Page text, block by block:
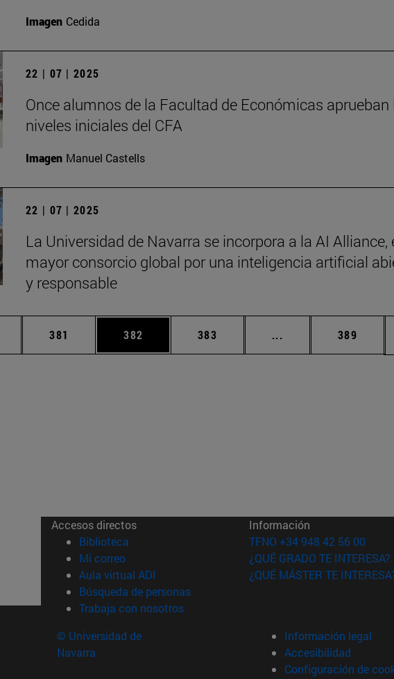
Imagen Cedida
22 | 07 | 2025
Once alumnos de la Facultad de Económicas aprueban
niveles iniciales del CFA
Imagen Manuel Castells
22 | 07 | 2025
La Universidad de Navarra se incorpora a la AI Alliance,
mayor consorcio global por una inteligencia artificial
y responsable
Páginas intermedias Use TAB para desplazarse.
Página
381 Página
382 Página
383 ... Páginas Página
389
Accesos directos
Biblioteca (abre en nueva ventana)
Mi correo(abre en nueva ventana)
Aula virtual ADI (abre en nueva ventana)
Búsqueda de personas(abre en nueva ventana)
Trabaja con nosotros(abre en nueva ventana)
Información
TFNO +34 948 42 56 00
¿QUÉ GRADO TE INTERESA?
¿QUÉ MÁSTER TE
© Universidad de
Navarra
Información legal
Accesibilidad
Configuración de